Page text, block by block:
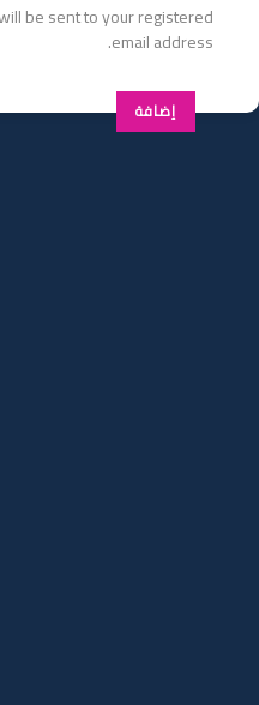
be sent to your registered
email address.